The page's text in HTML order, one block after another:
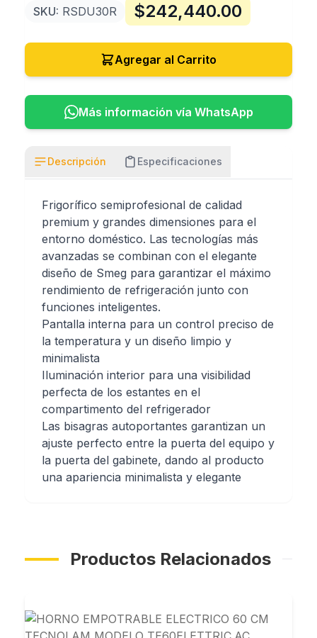
SKU: RSDU30R $242,440.00
Agregar al Carrito
Más información vía WhatsApp
Descripción Especificaciones
Frigorífico semiprofesional de calidad
premium y grandes dimensiones para el
entorno doméstico. Las tecnologías más
avanzadas se combinan con el elegante
diseño de Smeg para garantizar el máximo
rendimiento de refrigeración junto con
funciones inteligentes.
Pantalla interna para un control preciso de
la temperatura y un diseño limpio y
minimalista
Iluminación interior para una visibilidad
perfecta de los estantes en el
compartimento del refrigerador
Las bisagras autoportantes garantizan un
ajuste perfecto entre la puerta del equipo y
la puerta del gabinete, dando al producto
una apariencia minimalista y elegante
Productos Relacionados